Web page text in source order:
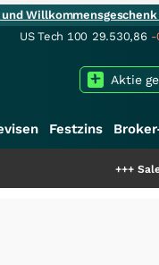
US Tech 100 29.530,86 -
Aktie
Festzins
SalesCloser